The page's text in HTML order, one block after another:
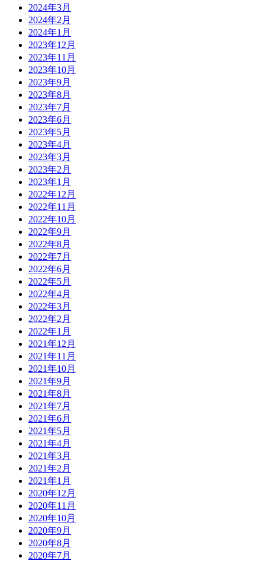
2024年3月
2024年2月
2024年1月
2023年12月
2023年11月
2023年10月
2023年9月
2023年8月
2023年7月
2023年6月
2023年5月
2023年4月
2023年3月
2023年2月
2023年1月
2022年12月
2022年11月
2022年10月
2022年9月
2022年8月
2022年7月
2022年6月
2022年5月
2022年4月
2022年3月
2022年2月
2022年1月
2021年12月
2021年11月
2021年10月
2021年9月
2021年8月
2021年7月
2021年6月
2021年5月
2021年4月
2021年3月
2021年2月
2021年1月
2020年12月
2020年11月
2020年10月
2020年9月
2020年8月
2020年7月